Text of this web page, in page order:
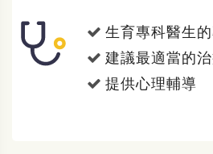
生育專科醫生
建議最適當的
提供心理輔導